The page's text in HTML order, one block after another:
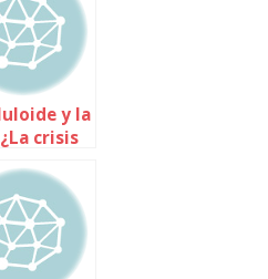
y la
crisis
ideas?